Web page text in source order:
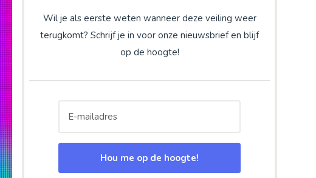
Wil je als eerste weten wanneer deze veiling weer
terugkomt? Schrijf je in voor onze nieuwsbrief en blijf
op de hoogte!
Hou me op de hoogte!